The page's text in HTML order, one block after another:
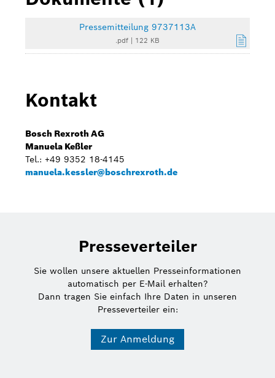
Pressemitteilung 9737113A
.pdf | 122 KB
Kontakt
Bosch Rexroth AG
Manuela Keßler
Tel.: +49 9352 18-4145
manuela.kessler@boschrexroth.de
Presseverteiler
Sie wollen unsere aktuellen Presseinformationen
automatisch per E-Mail erhalten?
Dann tragen Sie einfach Ihre Daten in unseren
Presseverteiler ein:
Zur Anmeldung